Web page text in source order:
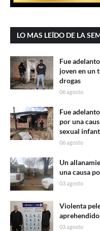
LO MAS LEÍDO DE LA
Fue
joven en un
drogas
06 agosto
Fue
por una
sexual
06 agosto
Un
una causa
03 agosto
Violenta
03 agosto